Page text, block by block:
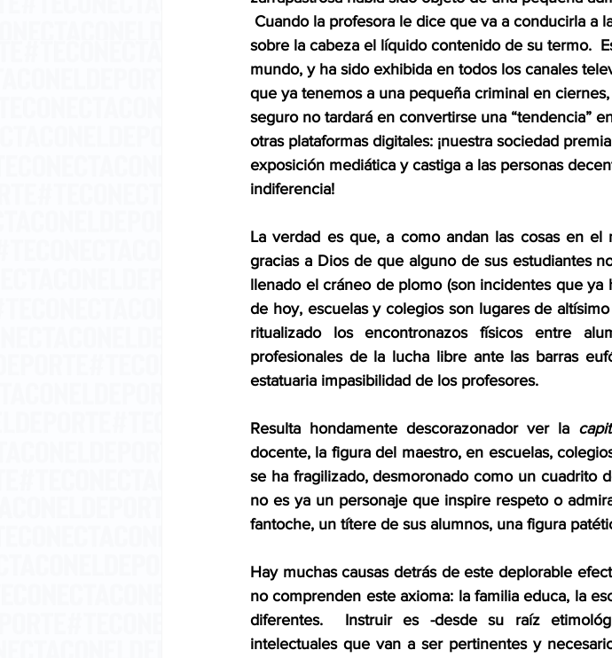
Cuando la profesora le dice que va a conducirla a
sobre la cabeza el líquido contenido de su termo.
mundo, y ha sido exhibida en todos los canales
que ya tenemos a una pequeña criminal en
seguro no tardará en convertirse una “tendencia”
otras plataformas digitales: ¡nuestra sociedad
exposición mediática y castiga a las personas
indiferencia!
La verdad es que, a como andan las cosas en
gracias a Dios de que alguno de sus estudiantes
llenado el cráneo de plomo (son incidentes que ya
de hoy, escuelas y colegios son lugares de
ritualizado los encontronazos físicos entre
profesionales de la lucha libre ante las barras
estatuaria impasibilidad de los profesores.
Resulta hondamente descorazonador ver la
docente, la figura del maestro, en escuelas,
se ha fragilizado, desmoronado como un cuadrito
no es ya un personaje que inspire respeto o
fantoche, un títere de sus alumnos, una figura
Hay muchas causas detrás de este deplorable
no comprenden este axioma: la familia educa, la
diferentes.  Instruir es -desde su raíz
intelectuales que van a ser pertinentes y